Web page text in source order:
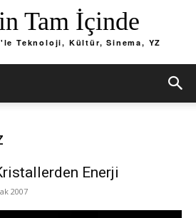
Tam İçinde
Teknoloji, Kültür, Sinema, YZ
Enerji
2007